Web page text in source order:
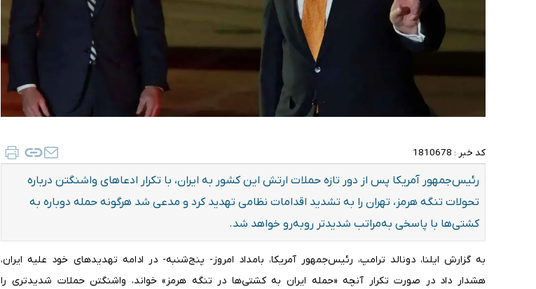
کد خبر : 1810678
رئیس‌جمهور آمریکا پس از دور تازه حملات ارتش این کشور به ایران، با تکرار ادعاهای واشنگتن درباره
تحولات تنگه هرمز، تهران را به تشدید اقدامات نظامی تهدید کرد و مدعی شد هرگونه حمله دوباره به
کشتی‌ها با پاسخی به‌مراتب شدیدتر روبه‌رو خواهد شد.
به گزارش ایلنا، دونالد ترامپ، رئیس‌جمهور آمریکا، بامداد امروز- پنج‌شنبه- در ادامه تهدیدهای خود علیه ایران،
هشدار داد در صورت تکرار آنچه «حمله ایران به کشتی‌ها در تنگه هرمز» خواند، واشنگتن حملات شدیدتری را